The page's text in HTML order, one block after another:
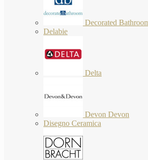
Decorated
Delabie
Delta
Devon Devon
Disegno Ceramica